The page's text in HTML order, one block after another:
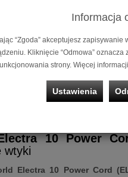
10 Power
wtyki
Electra 10 Power Cord
Informacja
“Zgoda” akceptujesz
Kliknięcie “Odmowa”
strony. Więcej
Ustawienia